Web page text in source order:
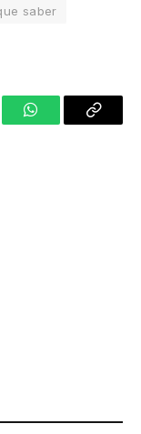
saber
WhatsAppCopy